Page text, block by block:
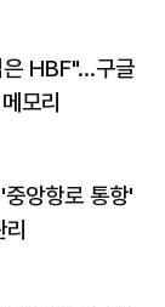
은 HBF"…구글
모리
중앙항로 통항'